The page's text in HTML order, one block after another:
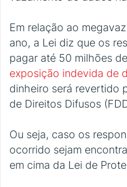
Em relação ao
ano, a Lei diz que os
pagar até 50 milhões
exposição indevida de
dinheiro será revertido
de Direitos Difusos
Ou seja, caso os
ocorrido sejam
em cima da Lei de